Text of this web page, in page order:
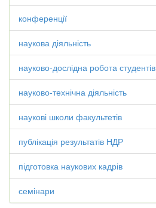
конференції
наукова діяльність
науково-дослідна робота студентів
науково-технічна діяльність
наукові школи факультетів
публікація результатів НДР
підготовка наукових кадрів
семінари